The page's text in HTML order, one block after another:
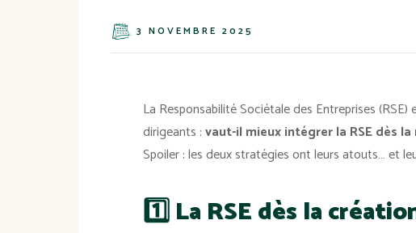
3 NOVEMBRE 2025
La Responsabilité Sociétale des Entreprises (RSE)
dirigeants :vaut-il mieux intégrer la RSE dès
Spoiler : les deux stratégies ont leurs atouts… et
1️⃣ La RSE dès la